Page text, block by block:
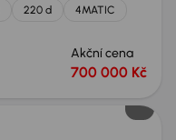
220 d
4MATIC
Akční cena
700 000 Kč